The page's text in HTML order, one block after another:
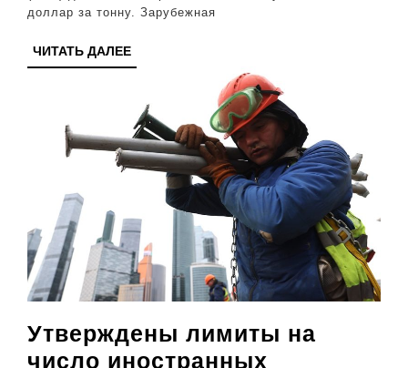
и
стоит
ли
ожидать
дефицита?
доллар за тонну. Зарубежная
ЧИТАТЬ ДАЛЕЕЧИТАТЬ
ДАЛЕЕ
Утверждены лимиты на
число иностранных